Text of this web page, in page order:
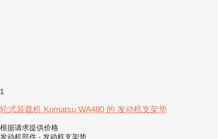
1
轮式装载机 Komatsu WA480 的 发动机支架垫
根据请求提供价格
发动机部件 - 发动机支架垫